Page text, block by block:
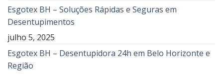
Esgotex BH – Soluções Rápidas e Seguras em
Desentupimentos
julho 5, 2025
Esgotex BH – Desentupidora 24h em Belo Horizonte e
Região